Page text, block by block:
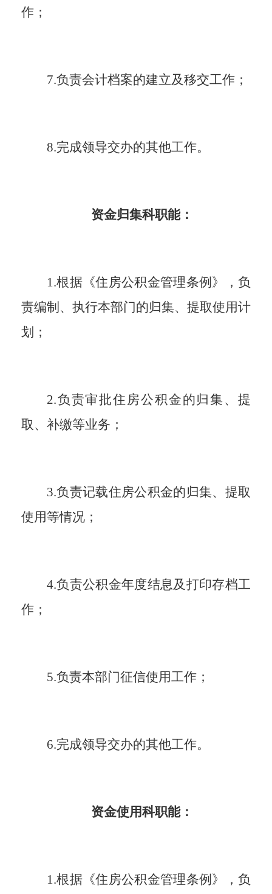
作；
7.负责会计档案的建立及移交工作；
8.完成领导交办的其他工作。
资金归集科职能：
1.根据《住房公积金管理条例》，负
责编制、执行本部门的归集、提取使用计
划；
2.负责审批住房公积金的归集、提
取、补缴等业务；
3.负责记载住房公积金的归集、提取
使用等情况；
4.负责公积金年度结息及打印存档工
作；
5.负责本部门征信使用工作；
6.完成领导交办的其他工作。
资金使用科职能：
1.根据《住房公积金管理条例》，负